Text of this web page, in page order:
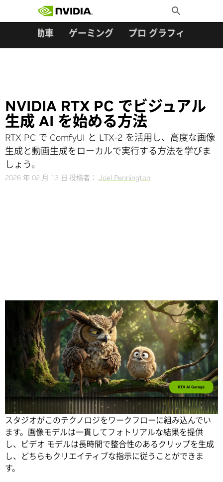
Toggle
Search
自動車 ゲーミング プロ グラフィックス
NVIDIA RTX PC でビジュアル
生成 AI を始める方法
RTX PC で ComfyUI と LTX-2 を活用し、高度な画像
生成と動画生成をローカルで実行する方法を学びま
しょう。
2026 年 02 月 13 日 投稿者： Joel Pennington
Share
AI 搭載のコンテンツ生成は、Adobe や Canva などの日常
的なツールに組み込まれています。また、多数の代理店や
スタジオがこのテクノロジをワークフローに組み込んでい
ます。画像モデルは一貫してフォトリアルな結果を提供
し、ビデオ モデルは長時間で整合性のあるクリップを生成
し、どちらもクリエイティブな指示に従うことができま
す。